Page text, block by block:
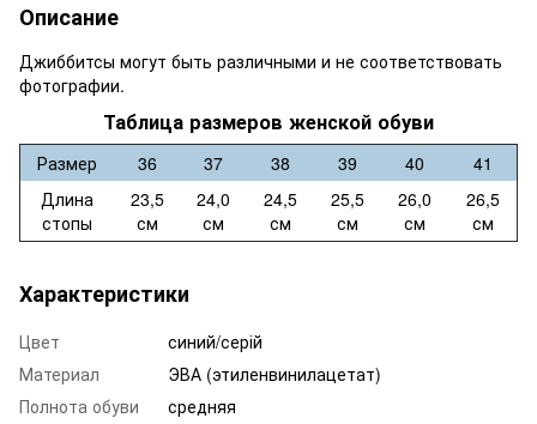
Описание
Джиббитсы могут быть различными и не соответствовать
фотографии.
Таблица размеров женской обуви
Размер 36 37 38 39 40
41
Длина
стопы
23,5
см
24,0
см
24,5
см
25,5
см
26,0
см
26,5
см
Характеристики
Цвет
синий/серій
Материал
ЭВА (этиленвинилацетат)
Полнота обуви
средняя